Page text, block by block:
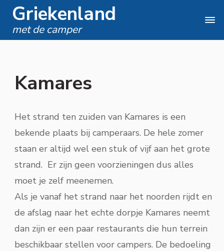
Griekenland
met de camper
Kamares
Het strand ten zuiden van Kamares is een
bekende plaats bij camperaars. De hele zomer
staan er altijd wel een stuk of vijf aan het grote
strand. Er zijn geen voorzieningen dus alles
moet je zelf meenemen.
Als je vanaf het strand naar het noorden rijdt en
de afslag naar het echte dorpje Kamares neemt
dan zijn er een paar restaurants die hun terrein
beschikbaar stellen voor campers. De bedoeling